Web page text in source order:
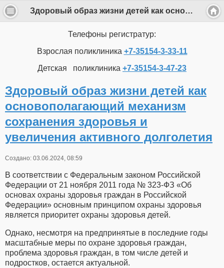
Здоровый образ жизни детей как основополагающий механизм сохранения здоровья и увеличения активного долголетия
Телефоны регистратур:
Взрослая поликлиника +7-35154-3-33-11
Детская поликлиника +7-35154-3-47-23
Здоровый образ жизни детей как
основополагающий механизм
сохранения здоровья и
увеличения активного долголетия
Создано: 03.06.2024, 08:59
В соответствии с Федеральным законом Российской
Федерации от 21 ноября 2011 года № 323-ФЗ «Об
основах охраны здоровья граждан в Российской
Федерации» основным принципом охраны здоровья
является приоритет охраны здоровья детей.
Однако, несмотря на предпринятые в последние годы
масштабные меры по охране здоровья граждан,
проблема здоровья граждан, в том числе детей и
подростков, остается актуальной.